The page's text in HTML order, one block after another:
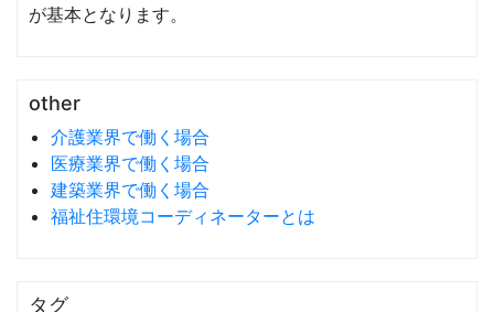
が基本となります。
other
介護業界で働く場合
医療業界で働く場合
建築業界で働く場合
福祉住環境コーディネーターとは
タグ